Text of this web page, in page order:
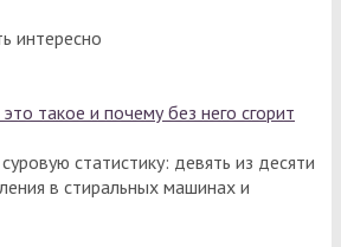
интересно
такое и почему без него сгорит
статистику: девять из десяти
в стиральных машинах и